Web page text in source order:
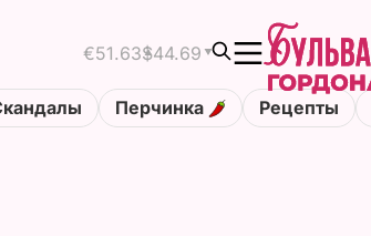
€51.63$44.69
Перчинка Рецепты